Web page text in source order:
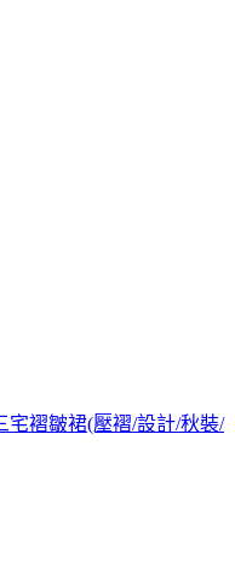
宅褶皺裙(壓褶/設計/秋裝/